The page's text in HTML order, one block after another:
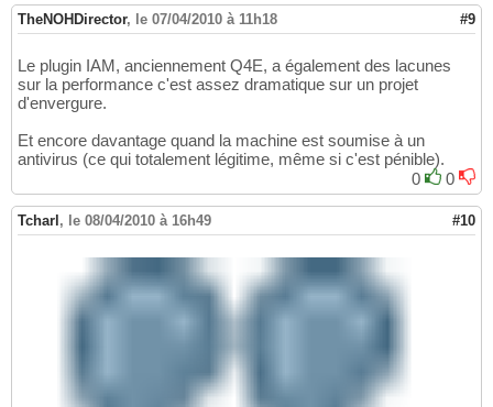
TheNOHDirector, le 07/04/2010 à 11h18 #9
Le plugin IAM, anciennement Q4E, a également des lacunes
sur la performance c'est assez dramatique sur un projet
d'envergure.
Et encore davantage quand la machine est soumise à un
antivirus (ce qui totalement légitime, même si c'est pénible).
0
0
Tcharl , le 08/04/2010 à 16h49 #10